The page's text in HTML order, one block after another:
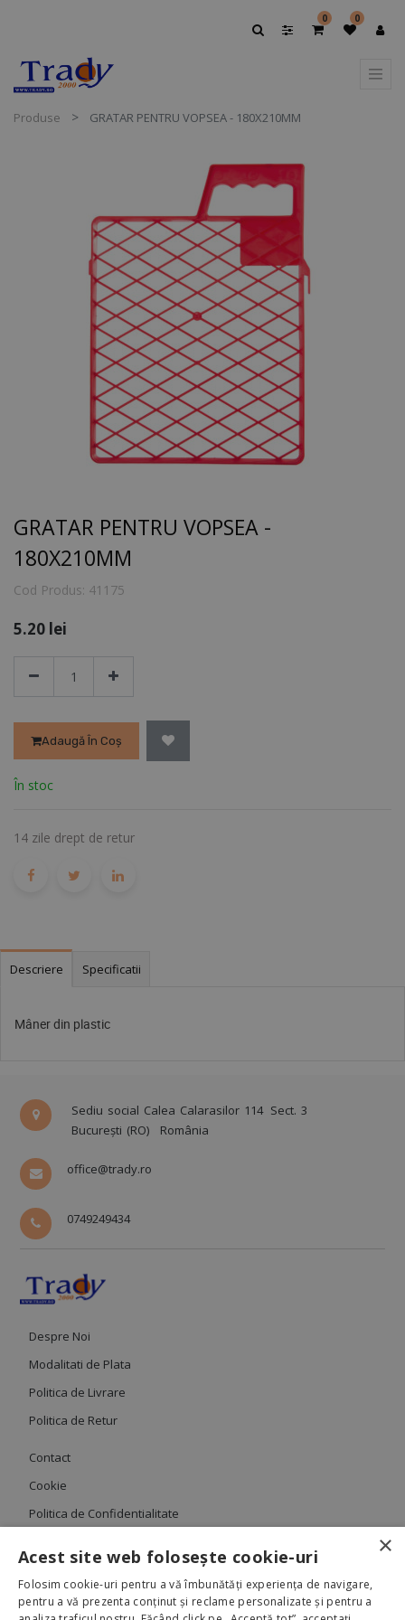
0 0
Produse GRATAR PENTRU VOPSEA - 180X210MM
GRATAR PENTRU VOPSEA -
180X210MM
Cod Produs: 41175
5.20 lei
Adaugă În Coș
În stoc
14 zile drept de retur
Descriere Specificatii
Mâner din plastic
Sediu social Calea Calarasilor 114 Sect. 3
București (RO)
România
office@trady.ro
0749249434
Despre Noi
Modalitati de Plata
Politica de Livrare
Politica de Retur
Contact
Cookie
Politica de Confidentialitate
×
Acest site web folosește cookie-uri
Folosim cookie-uri pentru a vă îmbunătăți experiența de navigare,
pentru a vă prezenta conținut și reclame personalizate și pentru a